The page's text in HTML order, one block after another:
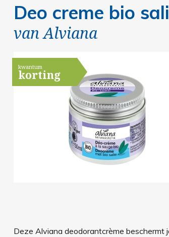
Deo creme bio
vanAlviana
kwantum
korting
Deze Alviana deodorantcrème beschermt